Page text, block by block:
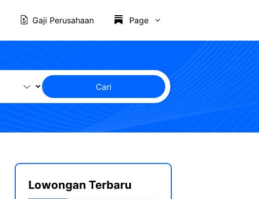
Gaji Perusahaan Page
Cari
Lowongan Terbaru